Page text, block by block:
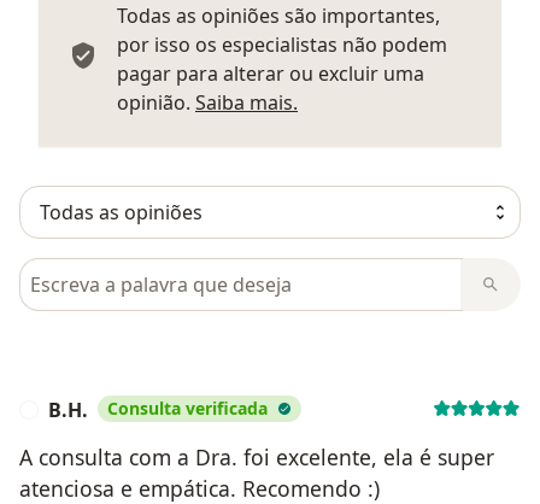
Todas as opiniões são importantes,
por isso os especialistas não podem
pagar para alterar ou excluir uma
opinião. Saiba mais.
Pesquisar em opiniões
B.H. Consulta verificada
A consulta com a Dra. foi excelente, ela é super
atenciosa e empática. Recomendo :)